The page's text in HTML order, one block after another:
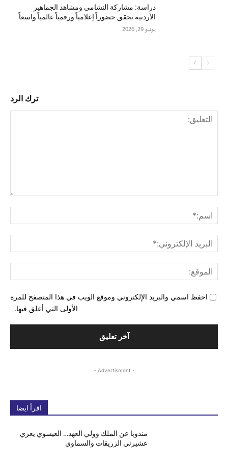
دراسة: مشاركة النشامى ومشاهد الجماهير
الأردنية تحقق حضوراً إعلامياً ورقمياً عالمياً واسعاً
يونيو 29, 2026
ترك الرد
احفظ اسمي والبريد الإلكتروني وموقع الويب في هذا المتصفح للمرة
الأولى التي أعلق فيها.
- Advertisment -
اقرأ ايضا
مندوبا عن الملك وولي العهد… العيسوي يعزي
عشيرني الزريقات والسماوي